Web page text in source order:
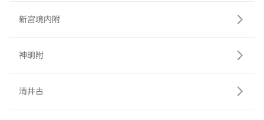
新宮境内附
神明附
清井古